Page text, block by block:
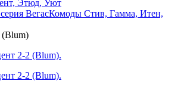
Этюд, Уют
ВегасКомоды Стив, Гамма, Итен,